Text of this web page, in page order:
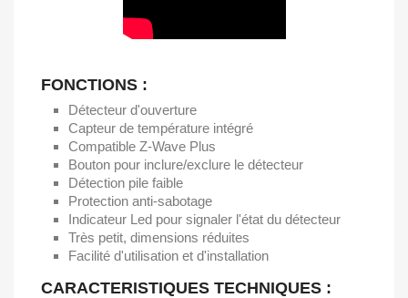
FONCTIONS :
Détecteur d'ouverture
Capteur de température intégré
Compatible Z-Wave Plus
Bouton pour inclure/exclure le détecteur
Détection pile faible
Protection anti-sabotage
Indicateur Led pour signaler l'état du détecteur
Très petit, dimensions réduites
Facilité d'utilisation et d'installation
CARACTERISTIQUES TECHNIQUES :